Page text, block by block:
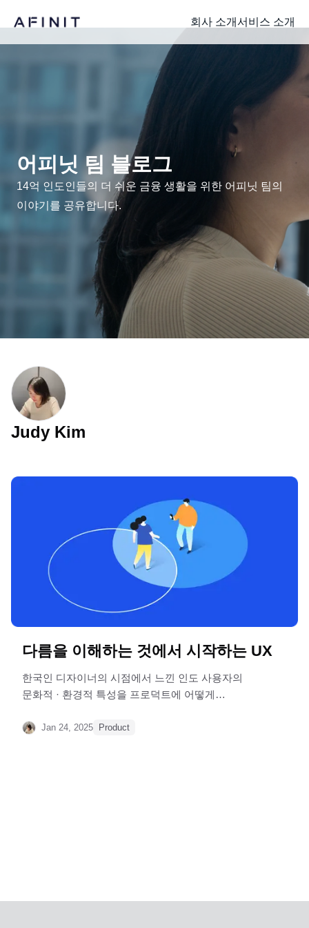
회사 소개서비스 소개
어피닛 팀 블로그
14억 인도인들의 더 쉬운 금융 생활을 위한 어피닛 팀의
이야기를 공유합니다.
Judy Kim
다름을 이해하는 것에서 시작하는 UX
한국인 디자이너의 시점에서 느낀 인도 사용자의
문화적 · 환경적 특성을 프로덕트에 어떻게
Jan 24, 2025 Product